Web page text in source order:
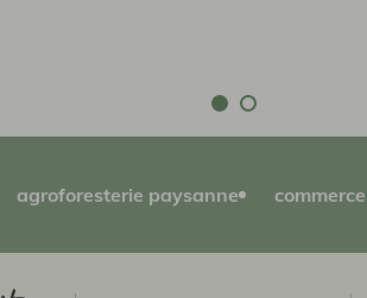
agroforesterie paysanne